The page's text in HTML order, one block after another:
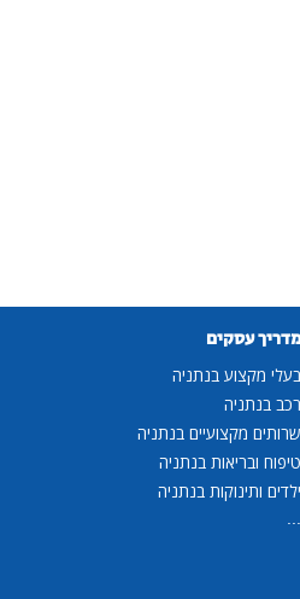
מדריך עסקים
בעלי מקצוע בנתניה
רכב בנתניה
שרותים מקצועיים בנתניה
טיפוח ובריאות בנתניה
ילדים ותינוקות בנתניה